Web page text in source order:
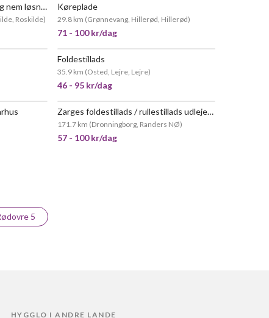
Jumbo foldestillads – stabil og nem løsning til arbejde i højden,
Roskilde)
Køreplade
29.8 km (Grønnevang, Hillerød, Hillerød)
71 - 100 kr/dag
Foldestillads
35.9 km (Osted, Lejre, Lejre)
46 - 95 kr/dag
Zarges foldestillads / rullestillads udlejes – kan være i bilen.
171.7 km (Dronningborg, Randers NØ)
57 - 100 kr/dag
5
HYGGLO I ANDRE LANDE